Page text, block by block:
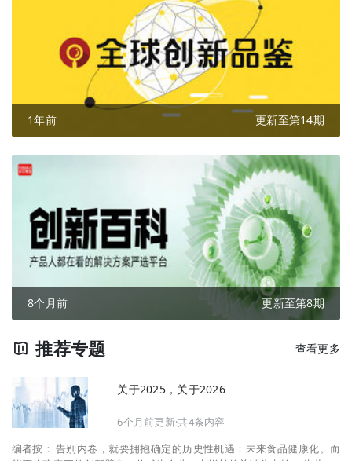
1年前 更新至第14期
8个月前 更新至第8期
推荐专题 查看更多
关于2025，关于2026
6个月前更新·共4条内容
编者按： 告别内卷，就要拥抱确定的历史性机遇：未来食品健康化。而